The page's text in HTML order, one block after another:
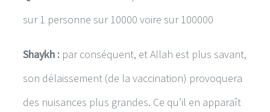
sur 1 personne sur 10000 voire sur 100000
Shaykh : par conséquent, et Allah est plus savant,
son délaissement (de la vaccination) provoquera
des nuisances plus grandes. Ce qu’il en apparaît